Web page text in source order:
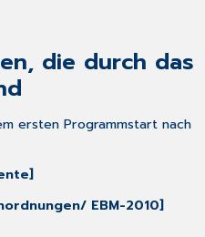
die durch das
ersten Programmstart nach
EBM-2010]